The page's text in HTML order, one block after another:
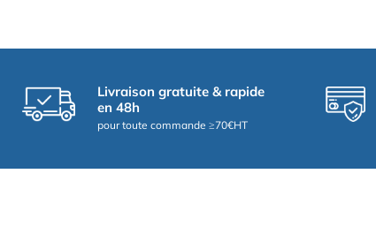
Livraison gratuite & rapide
en 48h
pour toute commande ≥70€HT